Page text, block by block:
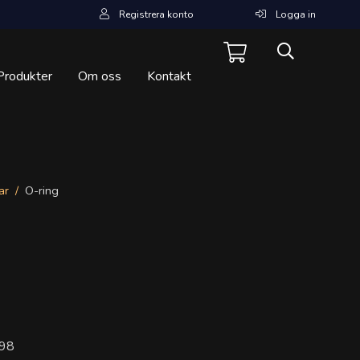
Registrera konto Logga in
Om oss Kontakt
O-ring